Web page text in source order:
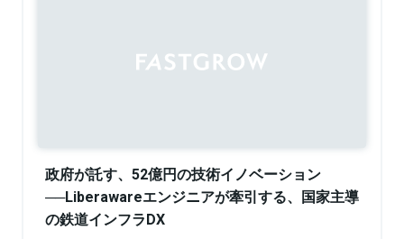
政府が託す、52億円の技術イノベーション
──Liberawareエンジニアが牽引する、国家主導
の鉄道インフラDX